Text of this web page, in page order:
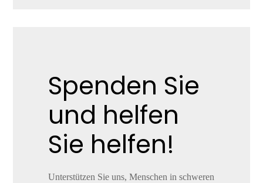
Spenden Sie
und helfen
Sie helfen!
Unterstützen Sie uns, Menschen in schweren